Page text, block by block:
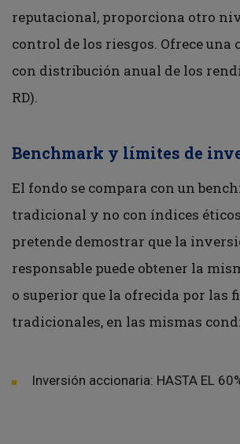
reputacional, proporciona otro
control de los riesgos. Ofrece una
con distribución anual de los
RD).
Benchmark y límites de
El fondo se compara con un
tradicional y no con índices
pretende demostrar que la
responsable puede obtener la
o superior que la ofrecida por las
tradicionales, en las mismas
Inversión accionaria: HASTA EL